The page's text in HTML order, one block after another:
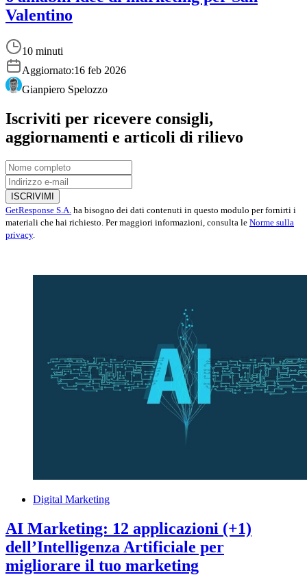
Valentino
10 minuti
Aggiornato:16 feb 2026
Gianpiero Spelozzo
Iscriviti per ricevere consigli,
aggiornamenti e articoli di rilievo
ISCRIVIMI
GetResponse S.A. ha bisogno dei dati contenuti in questo modulo per fornirti i
materiali che hai richiesto. Per maggiori informazioni, consulta le Norme sulla
privacy.
Digital Marketing
AI Marketing: 12 applicazioni (+1)
dell’Intelligenza Artificiale per
migliorare il tuo marketing